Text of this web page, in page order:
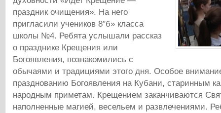
праздник очищения». На него
пригласили учеников 8″б» класса
школы №4. Ребята услышали рассказ
о празднике Крещения или
Богоявления, познакомились с
обычаями и традициями этого дня. Особое
празднованию Богоявления на Кубани, старинным
народным приметам. Крещением заканчиваются
наполненные магией, весельем и развлечениями.